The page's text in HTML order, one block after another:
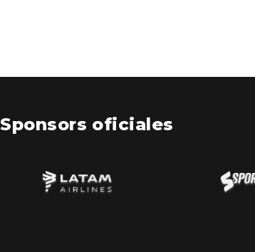
Sponsors oficiales